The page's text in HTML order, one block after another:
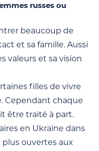
russes ou
beaucoup de
et sa famille. Aussi
valeurs et sa vision
filles de vivre
Cependant chaque
être traité à part.
en Ukraine dans
ouvertes aux